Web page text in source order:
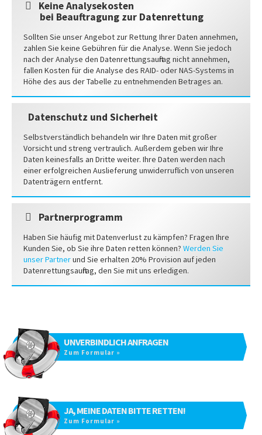
Keine Analysekosten
bei Beauftragung zur Datenrettung
Sollten Sie unser Angebot zur Rettung Ihrer Daten annehmen,
zahlen Sie keine Gebühren für die Analyse. Wenn Sie jedoch
nach der Analyse den Datenrettungsauftrag nicht annehmen,
fallen Kosten für die Analyse des RAID- oder NAS-Systems in
Höhe des aus der Tabelle zu entnehmenden Betrages an.
Datenschutz und Sicherheit
Selbstverständlich behandeln wir Ihre Daten mit großer
Vorsicht und streng vertraulich. Außerdem geben wir Ihre
Daten keinesfalls an Dritte weiter. Ihre Daten werden nach
einer erfolgreichen Auslieferung unwiderruflich von unseren
Datenträgern entfernt.
Partnerprogramm
Haben Sie häufig mit Datenverlust zu kämpfen? Fragen Ihre
Kunden Sie, ob Sie ihre Daten retten können? Werden Sie
unser Partnerund Sie erhalten 20% Provision auf jeden
Datenrettungsauftrag, den Sie mit uns erledigen.
UNVERBINDLICH ANFRAGEN
Zum Formular »
JA, MEINE DATEN BITTE RETTEN!
Zum Formular »